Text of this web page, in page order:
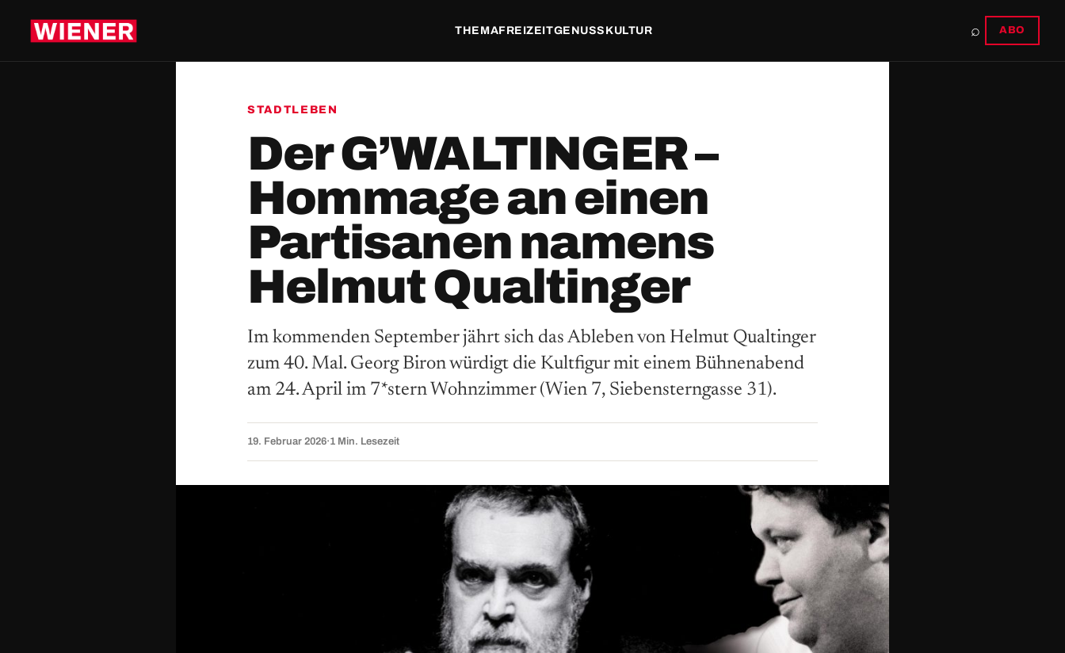
THEMAFREIZEITGENUSS KULTUR ⌕ ABO
STADTLEBEN
Der G’WALTINGER –
Hommage an einen
Partisanen namens
Helmut Qualtinger
Im kommenden September jährt sich das Ableben von Helmut Qualtinger
zum 40. Mal. Georg Biron würdigt die Kultfigur mit einem Bühnenabend
am 24. April im 7*stern Wohnzimmer (Wien 7, Siebensterngasse 31).
19. Februar 2026·1 Min. Lesezeit